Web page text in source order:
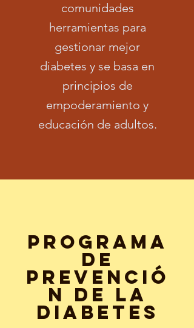
comunidades
herramientas para
gestionar mejor
diabetes y se basa en
principios de
empoderamiento y
educación de adultos.
PROGRAMA
DE
PREVENCIÓ
N DE LA
DIABETES